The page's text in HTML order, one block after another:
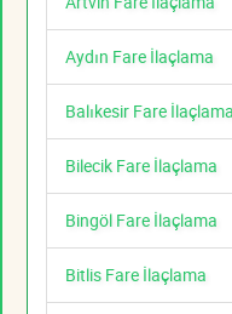
Aydın Fare İlaçlama
Balıkesir Fare İlaçlama
Bilecik Fare İlaçlama
Bingöl Fare İlaçlama
Bitlis Fare İlaçlama